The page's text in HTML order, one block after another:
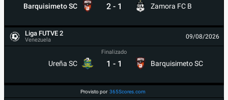
Barquisimeto SC 2 - 1 Zamora FC B
Liga FUTVE 2
Venezuela 09/08/2026
Ureña SC
Finalizado
1 - 1 Barquisimeto SC
Provisto por 365Scores.com